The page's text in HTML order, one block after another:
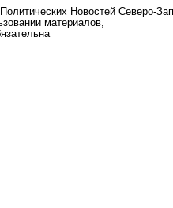
Новостей Северо-
материалов,